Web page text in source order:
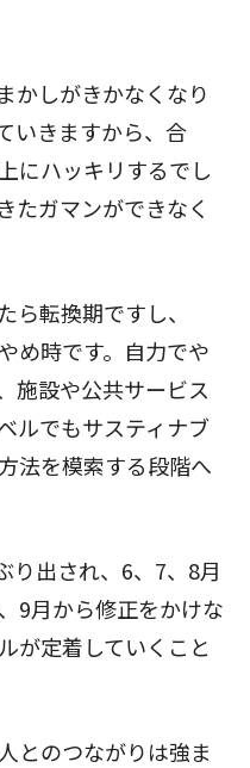
かしがきかなくなり
いきますから、合
にハッキリするでし
たガマンができなく
ら転換期ですし、
め時です。自力でや
施設や公共サービス
ルでもサスティナブ
法を模索する段階へ
り出され、6、7、8月
9月から修正をかけな
が定着していくこと
とのつながりは強ま